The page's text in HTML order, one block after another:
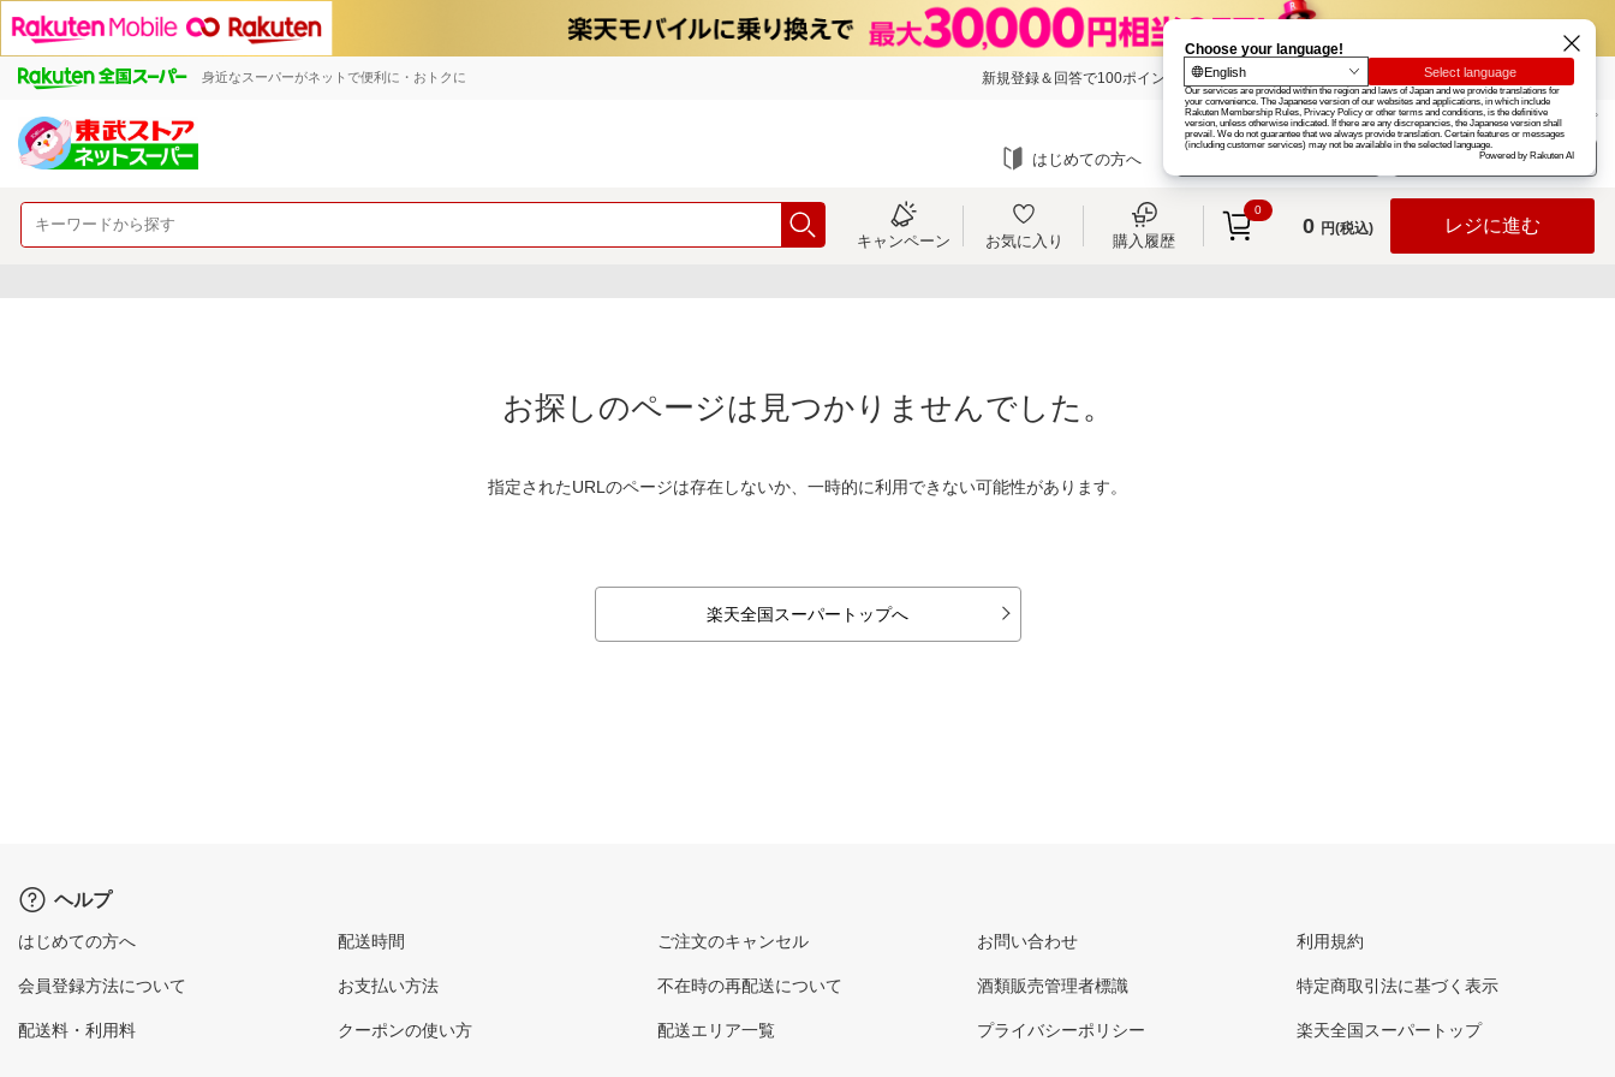
身近なスーパーがネットで便利に・おトクに 新規登録＆回答で100ポイント! 楽天グループ カード
お知らせ ヘルプ
はじめての方へ ログイン
キャンペーン お気に入り 購入履歴
0
0 円(税込) レジに進む
お探しのページは見つかりませんでした。
指定されたURLのページは存在しないか、一時的に利用できない可能性があります。
楽天全国スーパートップへ
ヘルプ
はじめての方へ
会員登録方法について
配送料・利用料
配送時間
お支払い方法
クーポンの使い方
ご注文のキャンセル
不在時の再配送について
配送エリア一覧
お問い合わせ
酒類販売管理者標識
プライバシーポリシー
利用規約
特定商取引法に基づく表示
楽天全国スーパートップ